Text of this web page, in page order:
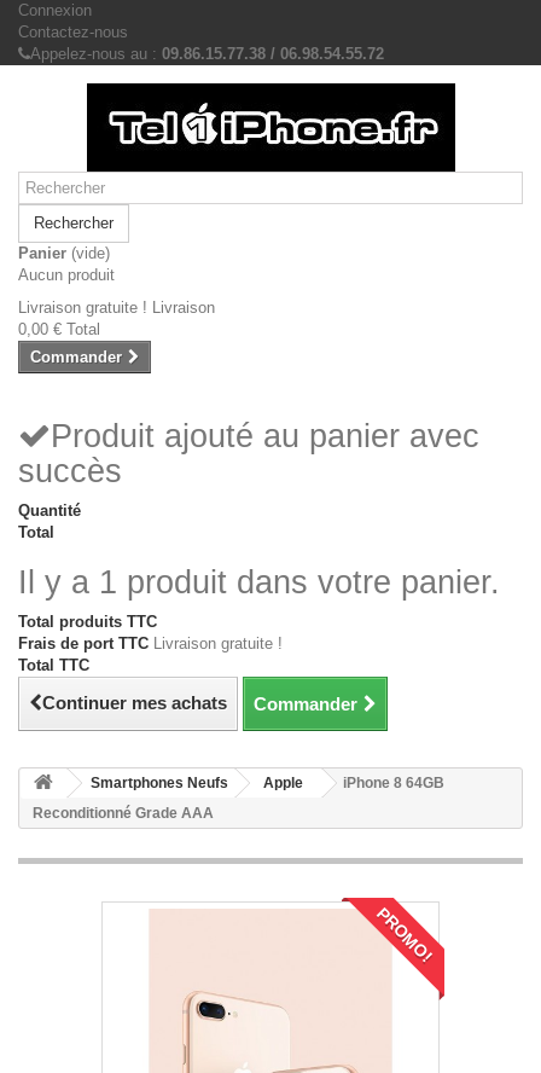
Connexion
Contactez-nous
Appelez-nous au : 09.86.15.77.38 / 06.98.54.55.72
Rechercher
Panier (vide)
Aucun produit
Livraison gratuite ! Livraison
0,00 € Total
Commander
Produit ajouté au panier avec
succès
Quantité
Total
Il y a 1 produit dans votre panier.
Total produits TTC
Frais de port TTC Livraison gratuite !
Total TTC
Continuer mes achats Commander
Smartphones Neufs Apple
iPhone 8 64GB
Reconditionné Grade AAA
PROMO!